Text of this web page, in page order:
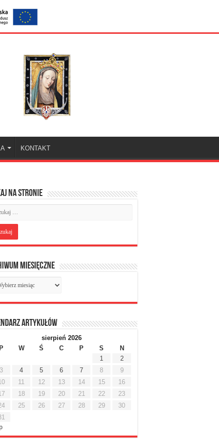
KONTAKT
na stronie
miesięczne
artykułów
sierpień 2026
P
W Ś C P S
N
1
2
3
4 5 6 7 8
9
11 12 13 14 15
16
18 19 20 21 22
23
25 26 27 28 29
30